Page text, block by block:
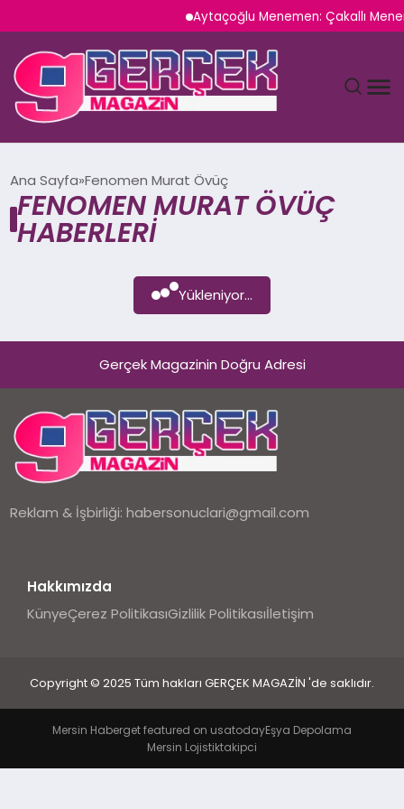
Aytaçoğlu Menemen: Çakallı
YAŞAM
EKONOMI
Ana Sayfa Fenomen Murat Övüç
FENOMEN MURAT ÖVÜÇ
HABERLERI
Yükleniyor...
Gerçek Magazinin Doğru Adresi
Reklam & İşbirliği:habersonuclari@gmail.com
Hakkımızda
KünyeÇerez PolitikasıGizlilik Politikasıİletişim
Copyright © 2025 Tüm hakları GERÇEK MAGAZİN 'de saklıdır.
Mersin Haberget featured on usatodayEşya Depolama
Mersin Lojistiktakipci